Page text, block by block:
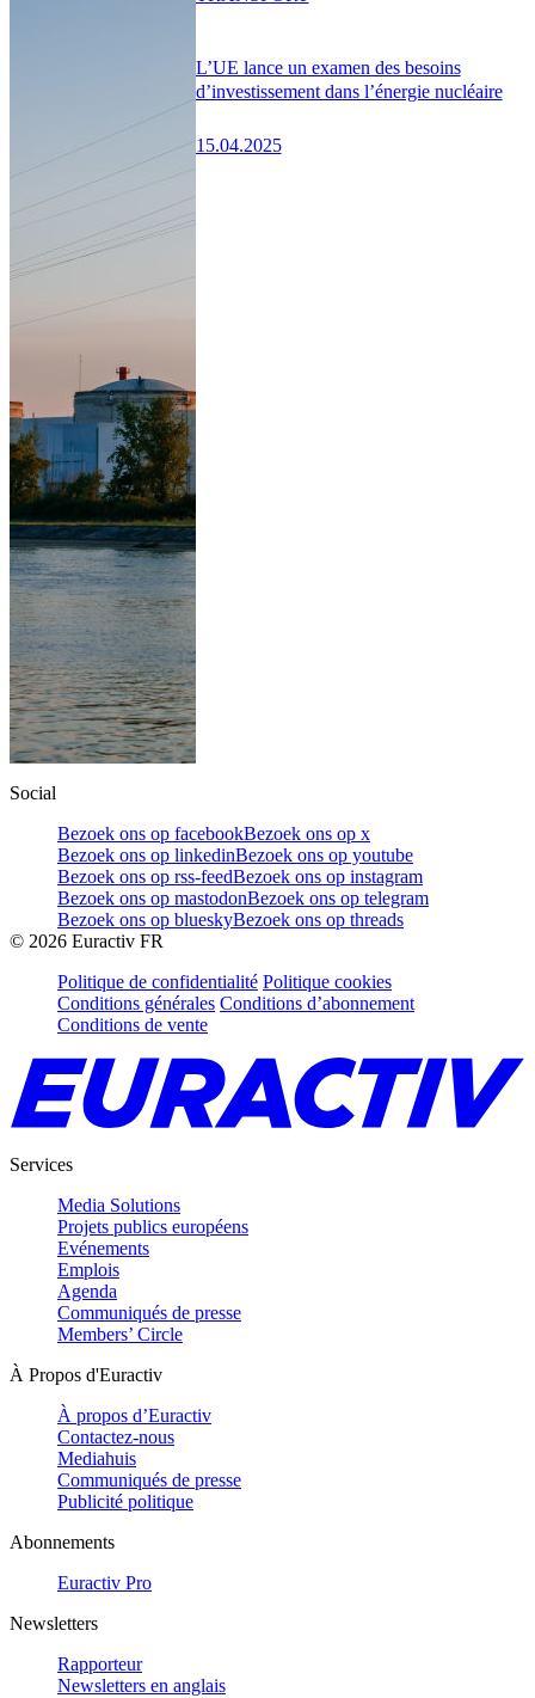
L’UE lance un examen des besoins
d’investissement dans l’énergie nucléaire
15.04.2025
Social
Bezoek ons op facebookBezoek ons op x
Bezoek ons op linkedinBezoek ons op youtube
Bezoek ons op rss-feedBezoek ons op instagram
Bezoek ons op mastodonBezoek ons op telegram
Bezoek ons op blueskyBezoek ons op threads
© 2026 Euractiv FR
Politique de confidentialité Politique cookies
Conditions générales Conditions d’abonnement
Conditions de vente
Services
Media Solutions
Projets publics européens
Evénements
Emplois
Agenda
Communiqués de presse
Members’ Circle
À Propos d'Euractiv
À propos d’Euractiv
Contactez-nous
Mediahuis
Communiqués de presse
Publicité politique
Abonnements
Euractiv Pro
Newsletters
Rapporteur
Newsletters en anglais